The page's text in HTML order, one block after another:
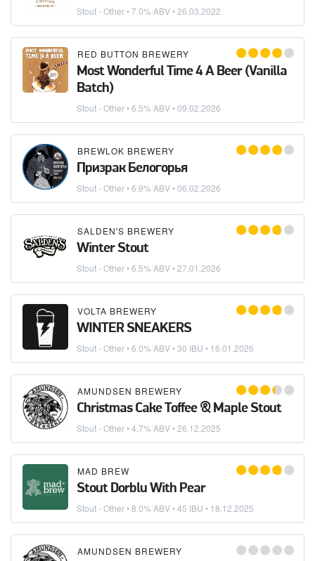
Stout - Other• 7.0% ABV •26.03.2022
RED BUTTON BREWERY
Most Wonderful Time 4 A Beer (Vanilla
Batch)
Stout - Other• 6.5% ABV •09.02.2026
BREWLOK BREWERY
Призрак Белогорья
Stout - Other• 6.9% ABV •06.02.2026
SALDEN'S BREWERY
Winter Stout
Stout - Other• 6.5% ABV •27.01.2026
VOLTA BREWERY
WINTER SNEAKERS
Stout - Other• 6.0% ABV • 30 IBU • 16.01.2026
AMUNDSEN BREWERY
Christmas Cake Toffee & Maple Stout
Stout - Other• 4.7% ABV •26.12.2025
MAD BREW
Stout Dorblu With Pear
Stout - Other• 8.0% ABV • 45 IBU • 18.12.2025
AMUNDSEN BREWERY